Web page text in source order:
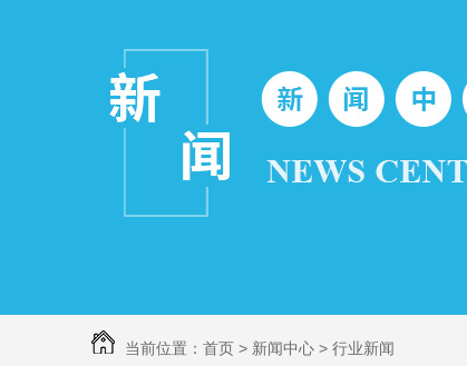
当前位置： 首页 > 新闻中心 > 行业新闻